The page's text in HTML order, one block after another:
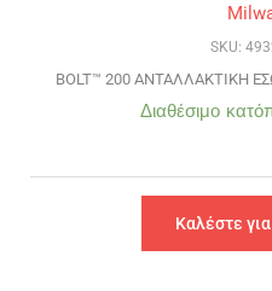
SKU:
BOLT™ 200 ΑΝΤΑΛΛΑΚΤΙΚΗ
Διαθέσιμο
Καλέστε